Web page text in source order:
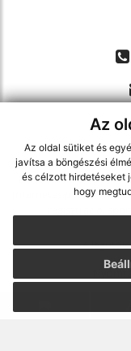
Az
Az oldal sütiket és
javítsa a böngészési
és célzott hirdetéseket
hogy
használja ki a
ECHELON 2 CMS
Internetes portál,
A